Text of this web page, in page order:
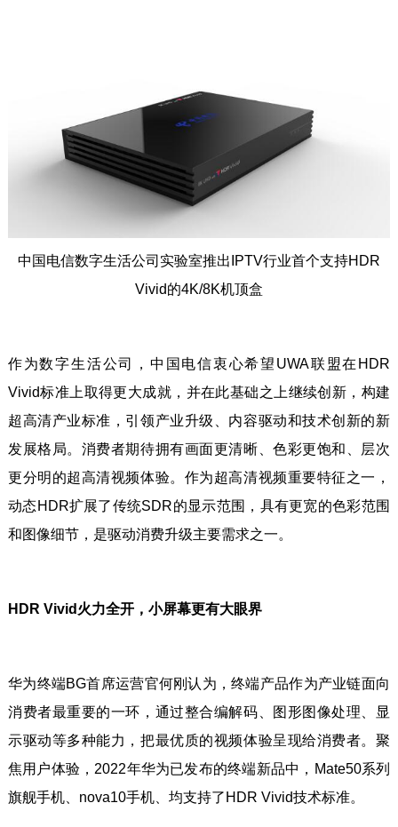
中国电信数字生活公司实验室推出IPTV行业首个支持HDR
Vivid的4K/8K机顶盒
作为数字生活公司，中国电信衷心希望UWA联盟在HDR
Vivid标准上取得更大成就，并在此基础之上继续创新，构建
超高清产业标准，引领产业升级、内容驱动和技术创新的新
发展格局。消费者期待拥有画面更清晰、色彩更饱和、层次
更分明的超高清视频体验。作为超高清视频重要特征之一，
动态HDR扩展了传统SDR的显示范围，具有更宽的色彩范围
和图像细节，是驱动消费升级主要需求之一。
HDR Vivid火力全开，小屏幕更有大眼界
华为终端BG首席运营官何刚认为，终端产品作为产业链面向
消费者最重要的一环，通过整合编解码、图形图像处理、显
示驱动等多种能力，把最优质的视频体验呈现给消费者。聚
焦用户体验，2022年华为已发布的终端新品中，Mate50系列
旗舰手机、nova10手机、均支持了HDR Vivid技术标准。